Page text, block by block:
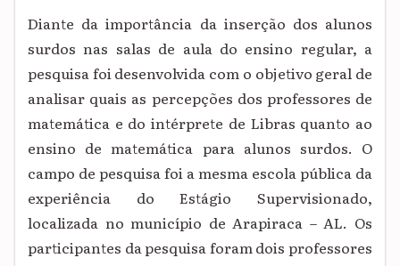
Diante da importância da inserção dos alunos
surdos nas salas de aula do ensino regular, a
pesquisa foi desenvolvida com o objetivo geral de
analisar quais as percepções dos professores de
matemática e do intérprete de Libras quanto ao
ensino de matemática para alunos surdos. O
campo de pesquisa foi a mesma escola pública da
experiência do Estágio Supervisionado,
localizada no município de Arapiraca – AL. Os
participantes da pesquisa foram dois professores